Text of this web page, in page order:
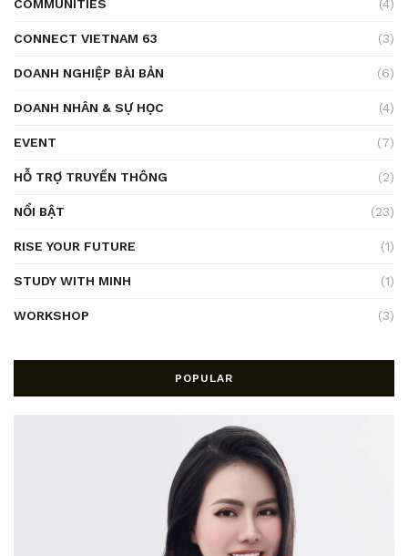
COMMUNITIES (4)
CONNECT VIETNAM 63 (3)
DOANH NGHIỆP BÀI BẢN (6)
DOANH NHÂN & SỰ HỌC (4)
EVENT (7)
HỖ TRỢ TRUYỀN THÔNG (2)
NỔI BẬT (23)
RISE YOUR FUTURE (1)
STUDY WITH MINH (1)
WORKSHOP (3)
POPULAR